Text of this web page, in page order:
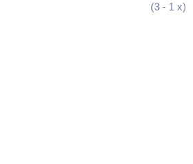
(3 - 1 x)